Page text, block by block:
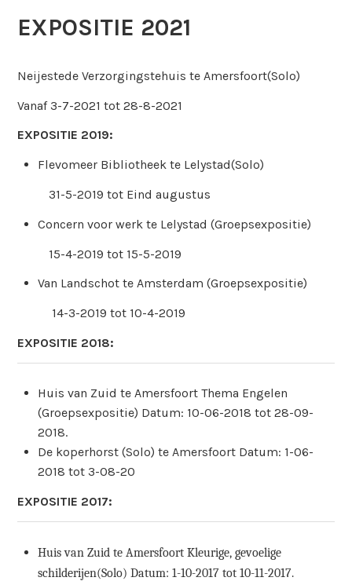
EXPOSITIE 2021
Neijestede Verzorgingstehuis te Amersfoort(Solo)
Vanaf 3-7-2021 tot 28-8-2021
EXPOSITIE 2019:
Flevomeer Bibliotheek te Lelystad(Solo)
31-5-2019 tot Eind augustus
Concern voor werk te Lelystad (Groepsexpositie)
15-4-2019 tot 15-5-2019
Van Landschot te Amsterdam (Groepsexpositie)
14-3-2019 tot 10-4-2019
EXPOSITIE 2018:
Huis van Zuid te Amersfoort Thema Engelen
(Groepsexpositie) Datum: 10-06-2018 tot 28-09-
2018.
De koperhorst (Solo) te Amersfoort Datum: 1-06-
2018 tot 3-08-20
EXPOSITIE 2017:
Huis van Zuid te Amersfoort Kleurige, gevoelige
schilderijen(Solo) Datum: 1-10-2017 tot 10-11-2017.